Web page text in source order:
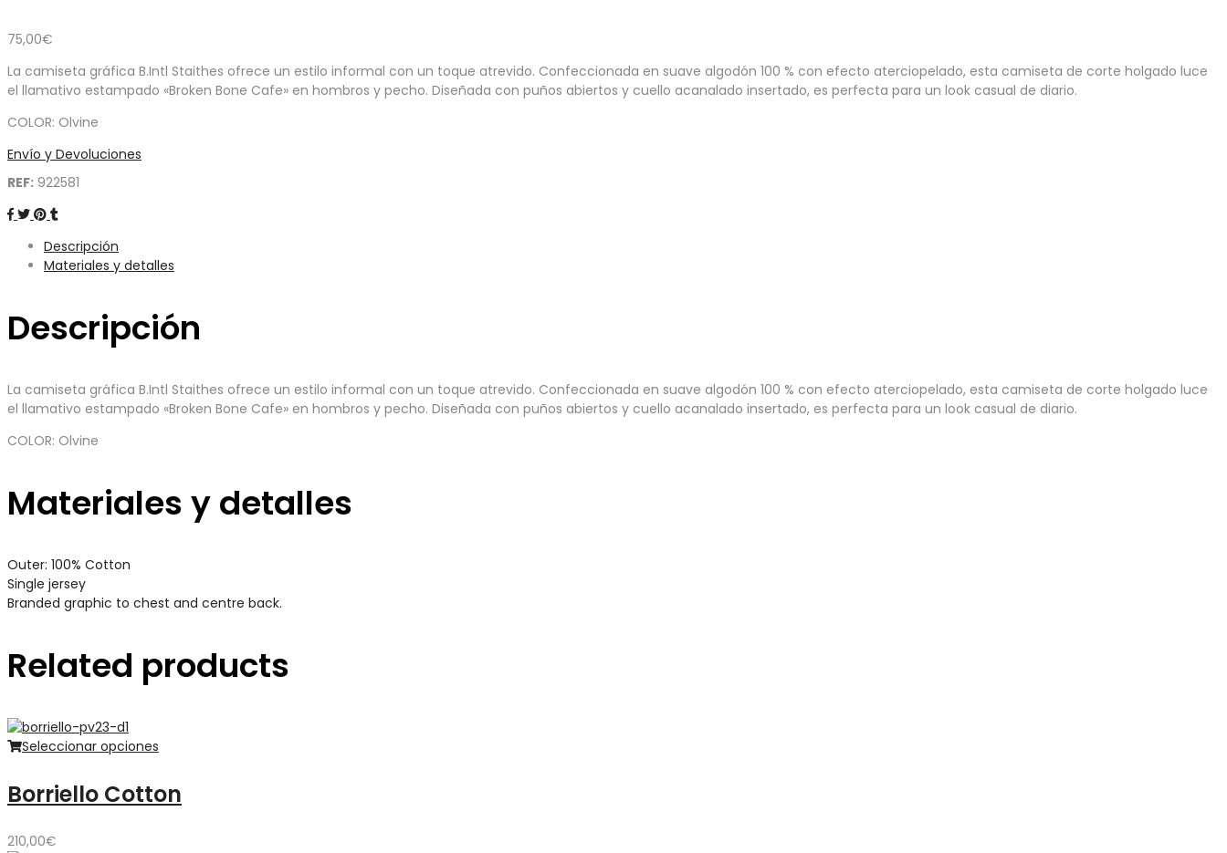
75,00€
La camiseta gráfica B.Intl Staithes ofrece un estilo informal con un toque atrevido. Confeccionada en suave algodón 100 % con efecto aterciopelado, esta camiseta de corte holgado luce
el llamativo estampado «Broken Bone Cafe» en hombros y pecho. Diseñada con puños abiertos y cuello acanalado insertado, es perfecta para un look casual de diario.
COLOR: Olvine
Envío y Devoluciones
REF: 922581
Descripción
Materiales y detalles
Descripción
La camiseta gráfica B.Intl Staithes ofrece un estilo informal con un toque atrevido. Confeccionada en suave algodón 100 % con efecto aterciopelado, esta camiseta de corte holgado luce
el llamativo estampado «Broken Bone Cafe» en hombros y pecho. Diseñada con puños abiertos y cuello acanalado insertado, es perfecta para un look casual de diario.
COLOR: Olvine
Materiales y detalles
Outer: 100% Cotton
Single jersey
Branded graphic to chest and centre back.
Related products
Seleccionar opciones
Borriello Cotton
210,00€